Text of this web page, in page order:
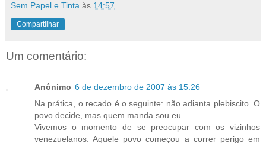
Sem Papel e Tinta às 14:57
Compartilhar
Um comentário:
Anônimo 6 de dezembro de 2007 às 15:26
Na prática, o recado é o seguinte: não adianta plebiscito. O
povo decide, mas quem manda sou eu.
Vivemos o momento de se preocupar com os vizinhos
venezuelanos. Aquele povo começou a correr perigo em